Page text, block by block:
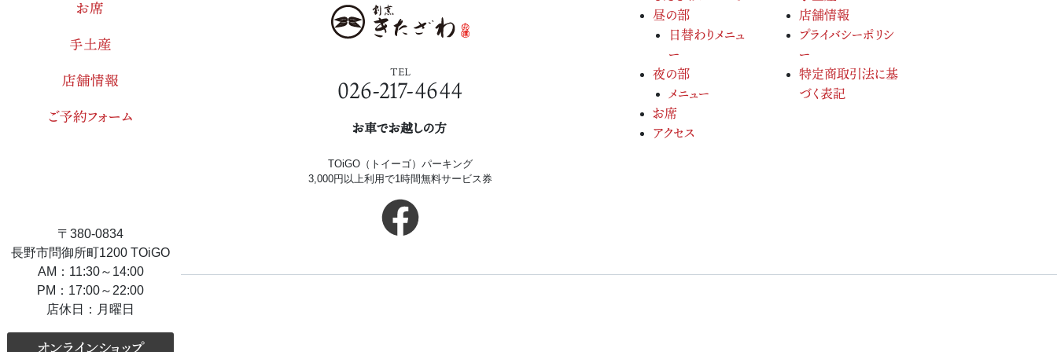
お席
手土産
店舗情報
ご予約フォーム
〒380-0834
長野市問御所町1200 TOiGO
AM：11:30～14:00
PM：17:00～22:00
店休日：月曜日
TEL
026-217-4644
お車でお越しの方
TOiGO（トイーゴ）パーキング
3,000円以上利用で1時間無料サービス券
昼の部
日替わりメニュ
ー
夜の部
メニュー
お席
アクセス
店舗情報
プライバシーポリシ
ー
特定商取引法に基
づく表記